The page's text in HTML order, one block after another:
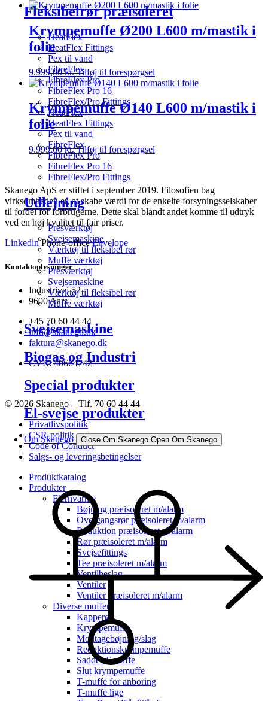
Fleksibelrør præisoleret
HeatFlex
HeatFlex Fittings
Pex til vand
FibreFlex
FibreFlex Pro
FibreFlex Pro 16
FibreFlex/Pro Fittings
HeatFlex
HeatFlex Fittings
Pex til vand
FibreFlex
FibreFlex Pro
FibreFlex Pro 16
FibreFlex/Pro Fittings
Udlejning
Presværktøj
Svejsemaskine
Værktøj til fleksibel rør
Muffe værktøj
Presværktøj
Svejsemaskine
Værktøj til fleksibel rør
Muffe værktøj
Svejsemaskine
Biogas og Industri
Special produkter
El-svejse produkter
Om Skanego Close Om Skanego Open Om Skanego
Krympemuffe Ø200 L600 m/mastik i
folie
9.999,00kr. Tilføj til forespørgsel
Krympemuffe Ø140 L600 m/mastik i
folie
9.999,00kr. Tilføj til forespørgsel
Skanego ApS er stiftet i september 2019. Filosofien bag
virksomheden er, at skabe værdi for de enkelte forsyningsselskaber
til fordel for forbrugerne. Dette skal blandt andet komme til udtryk
ved en høj kvalitet til fair priser.
Linkedin Phone-office Envelope
Kontaktoplysninger
Industrivej 52
9600 Aars
+45 70 60 44 44
info@skanego.dk
faktura@skanego.dk
CVR: 40664742
© 2026 Skanego – Tlf. 70 60 44 44
Privatlivspolitik
CSR-politik
Code of Conduct
Salgs- og leveringsbetingelser
Produktkatalog
Produkter
Fjernvarme
Bøjning præisoleret m/alarm
Overgangsrør præisoleret m/alarm
Reduktion præisoleret m/alarm
Rør præisoleret m/alarm
Svejsefittings
Tee præisoleret m/alarm
Ventilbeslag
Ventiler
Ventiler præisoleret m/alarm
Diverse muffer
Kapperør
Krympemuffe
Montagebøjning/slag
Reduktionskrympemuffe
Saddel T-muffe
Slut krympemuffe
T-muffe for anboring
T-muffe lige